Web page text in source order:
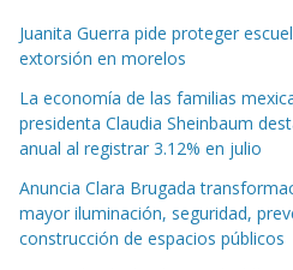
Juanita Guerra pide proteger
extorsión en morelos
La economía de las familias
presidenta Claudia Sheinbaum
anual al registrar 3.12% en julio
Anuncia Clara Brugada
mayor iluminación, seguridad,
construcción de espacios públicos